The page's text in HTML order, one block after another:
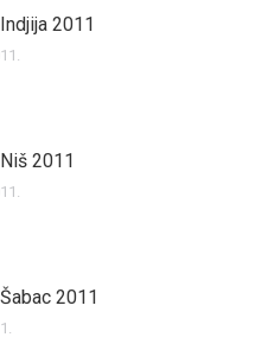
2011
2011
2011